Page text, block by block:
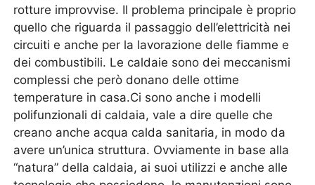
rotture improvvise. Il problema principale è proprio
quello che riguarda il passaggio dell’elettricità nei
circuiti e anche per la lavorazione delle fiamme e
dei combustibili. Le caldaie sono dei meccanismi
complessi che però donano delle ottime
temperature in casa.Ci sono anche i modelli
polifunzionali di caldaia, vale a dire quelle che
creano anche acqua calda sanitaria, in modo da
avere un’unica struttura. Ovviamente in base alla
“natura” della caldaia, ai suoi utilizzi e anche alle